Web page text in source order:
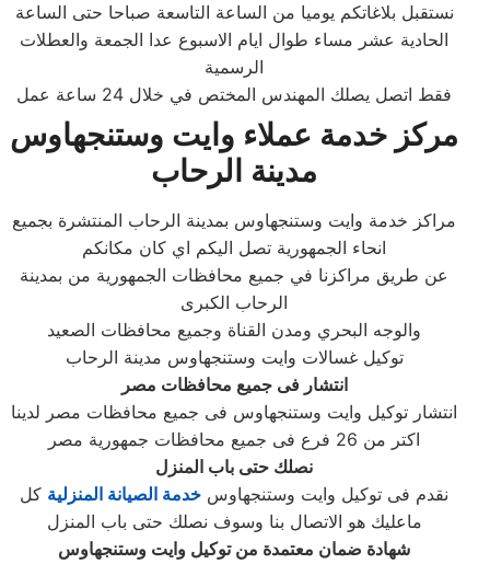
نستقبل بلاغاتكم يوميا من الساعة التاسعة صباحا حتى الساعة
الحادية عشر مساء طوال ايام الاسبوع عدا الجمعة والعطلات
الرسمية
فقط اتصل يصلك المهندس المختص في خلال 24 ساعة عمل
مركز خدمة عملاء وايت وستنجهاوس
مدينة الرحاب
مراكز خدمة وايت وستنجهاوس بمدينة الرحاب المنتشرة بجميع
انحاء الجمهورية تصل اليكم اي كان مكانكم
عن طريق مراكزنا في جميع محافظات الجمهورية من بمدينة
الرحاب الكبرى
والوجه البحري ومدن القناة وجميع محافظات الصعيد
توكيل غسالات وايت وستنجهاوس مدينة الرحاب
انتشار فى جميع محافظات مصر
انتشار توكيل وايت وستنجهاوس فى جميع محافظات مصر لدينا
اكتر من 26 فرع فى جميع محافظات جمهورية مصر
نصلك حتى باب المنزل
نقدم فى توكيل وايت وستنجهاوس خدمة الصيانة المنزلية كل
ماعليك هو الاتصال بنا وسوف نصلك حتى باب المنزل
شهادة ضمان معتمدة من توكيل وايت وستنجهاوس